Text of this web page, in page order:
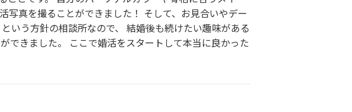
写真を撮ることができました！ そして、お見合いやデー
いう方針の相談所なので、 結婚後も続けたい趣味がある
できました。 ここで婚活をスタートして本当に良かった